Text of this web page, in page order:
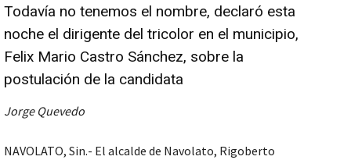
Todavía no tenemos el nombre, declaró esta
noche el dirigente del tricolor en el municipio,
Felix Mario Castro Sánchez, sobre la
postulación de la candidata
Jorge Quevedo
NAVOLATO, Sin.- El alcalde de Navolato, Rigoberto